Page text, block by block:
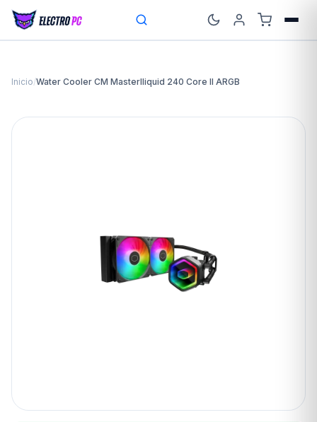
Inicio/Water Cooler CM Masterlliquid 240 Core II ARGB